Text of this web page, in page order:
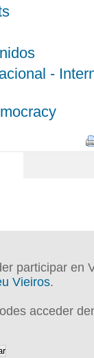
-
participar en
Vieiros.
acceder